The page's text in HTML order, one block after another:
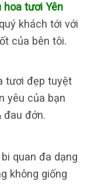
hoa tươi Yên
khách tới với
của bên tôi.
tươi đẹp tuyệt
yêu của bạn
đau đớn.
quan đa dạng
không giống